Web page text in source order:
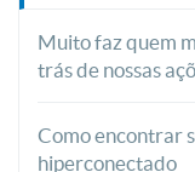
Muito faz quem
trás de nossas
Como encontrar
hiperconectado